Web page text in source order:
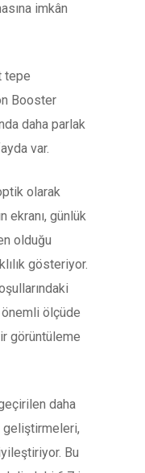
imkân
tepe
Booster
daha parlak
var.
olarak
ekranı, günlük
olduğu
gösteriyor.
önemli ölçüde
görüntüleme
daha
geliştirmeleri,
Bu